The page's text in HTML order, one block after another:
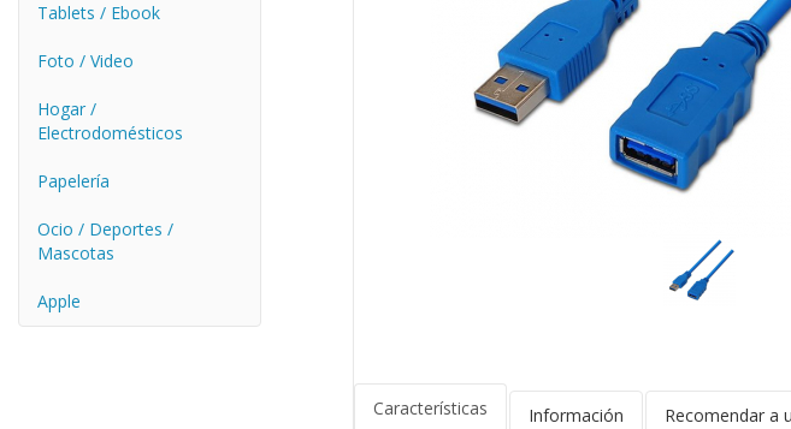
Tablets / Ebook
Foto / Video
Hogar /
Electrodomésticos
Papelería
Ocio / Deportes /
Mascotas
Apple
Características Información Recomendar a